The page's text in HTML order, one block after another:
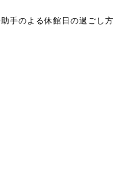
手のよる休館日の過ごし方